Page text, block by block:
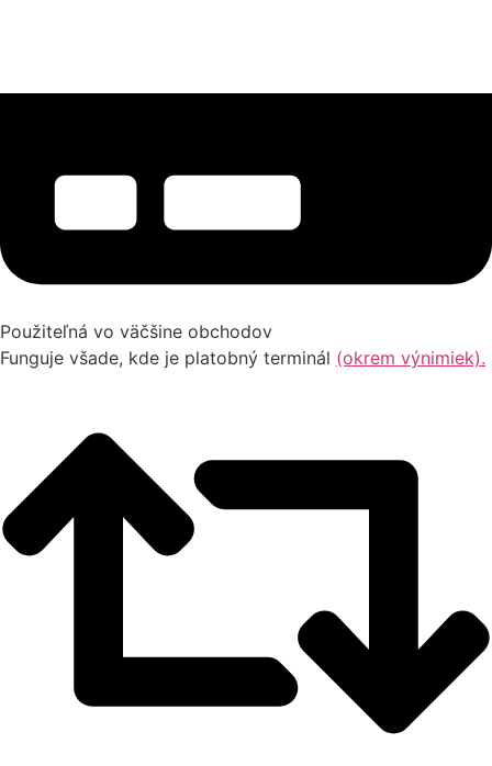
Použiteľná vo väčšine obchodov
Funguje všade, kde je platobný terminál (okrem výnimiek).